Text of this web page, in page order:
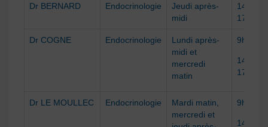
Dr BERNARD Endocrinologie
Jeudi après-
midi
14h à
17h
Dr COGNE Endocrinologie
Lundi après-
midi et
mercredi
matin
9h à
14h à
17h
Dr LE MOULLEC Endocrinologie
Mardi matin,
mercredi et
9h à
14h à